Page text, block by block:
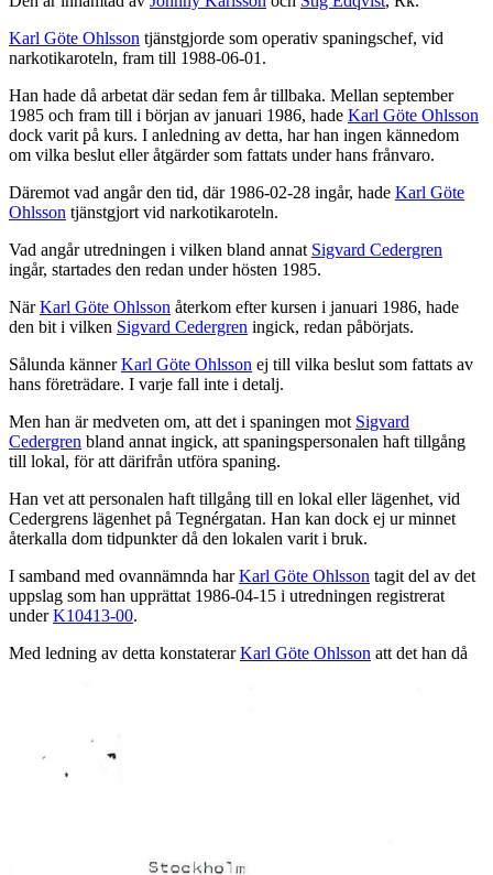
Karl Göte Ohlsson tjänstgjorde som operativ spaningschef, vid
narkotikaroteln, fram till 1988-06-01.
Han hade då arbetat där sedan fem år tillbaka. Mellan september
1985 och fram till i början av januari 1986, hade Karl Göte Ohlsson
dock varit på kurs. I anledning av detta, har han ingen kännedom
om vilka beslut eller åtgärder som fattats under hans frånvaro.
Däremot vad angår den tid, där 1986-02-28 ingår, hade Karl Göte
Ohlsson tjänstgjort vid narkotikaroteln.
Vad angår utredningen i vilken bland annat Sigvard Cedergren
ingår, startades den redan under hösten 1985.
NärKarl Göte Ohlsson återkom efter kursen i januari 1986, hade
den bit i vilken Sigvard Cedergren ingick, redan påbörjats.
Sålunda kännerKarl Göte Ohlsson ej till vilka beslut som fattats av
hans företrädare. I varje fall inte i detalj.
Men han är medveten om, att det i spaningen mot Sigvard
Cedergren bland annat ingick, att spaningspersonalen haft tillgång
till lokal, för att därifrån utföra spaning.
Han vet att personalen haft tillgång till en lokal eller lägenhet, vid
Cedergrens lägenhet på Tegnérgatan. Han kan dock ej ur minnet
återkalla dom tidpunkter då den lokalen varit i bruk.
I samband med ovannämnda harKarl Göte Ohlsson tagit del av det
uppslag som han upprättat 1986-04-15 i utredningen registrerat
underK10413-00.
Med ledning av detta konstaterarKarl Göte Ohlsson att det han då